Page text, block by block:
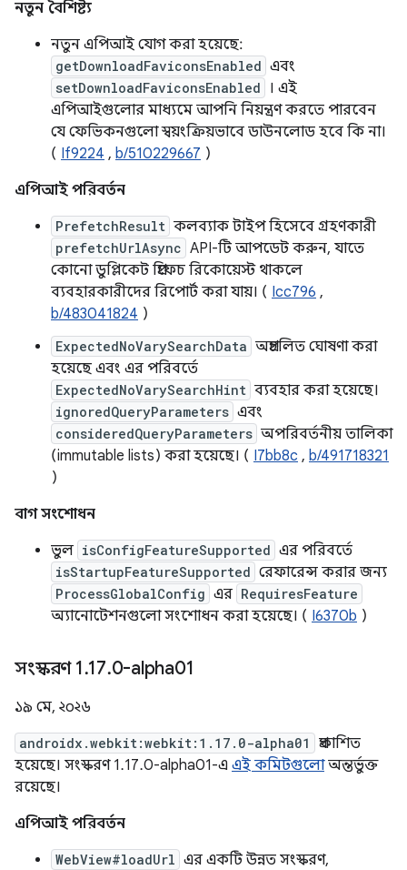
নতুন বৈশিষ্ট্য
নতুন এপিআই যোগ করা হয়েছে:
getDownloadFaviconsEnabled এবং
setDownloadFaviconsEnabled
। এই
এপিআইগুলোর মাধ্যমে আপনি নিয়ন্ত্রণ করতে পারবেন
যে ফেভিকনগুলো স্বয়ংক্রিয়ভাবে ডাউনলোড হবে কি না।
( If9224 , b/510229667 )
এপিআই পরিবর্তন
PrefetchResult কলব্যাক টাইপ হিসেবে গ্রহণকারী
prefetchUrlAsync API-টি আপডেট করুন, যাতে
কোনো ডুপ্লিকেট প্রিফেচ রিকোয়েস্ট থাকলে
ব্যবহারকারীদের রিপোর্ট করা যায়। ( Icc796 ,
b/483041824 )
ExpectedNoVarySearchData অপ্রচলিত ঘোষণা করা
হয়েছে এবং এর পরিবর্তে
ExpectedNoVarySearchHint ব্যবহার করা হয়েছে।
ignoredQueryParameters এবং
consideredQueryParameters অপরিবর্তনীয় তালিকা
(immutable lists) করা হয়েছে। ( I7bb8c , b/491718321
)
বাগ সংশোধন
ভুল isConfigFeatureSupported এর পরিবর্তে
isStartupFeatureSupported রেফারেন্স করার জন্য
ProcessGlobalConfig এর RequiresFeature
অ্যানোটেশনগুলো সংশোধন করা হয়েছে। ( I6370b )
সংস্করণ 1.17.0-alpha01
১৯ মে, ২০২৬
androidx.webkit:webkit:1.17.0-alpha01
প্রকাশিত
হয়েছে। সংস্করণ 1.17.0-alpha01-এ এই কমিটগুলোঅন্তর্ভুক্ত
রয়েছে।
এপিআই পরিবর্তন
WebView#loadUrl এর একটি উন্নত সংস্করণ,